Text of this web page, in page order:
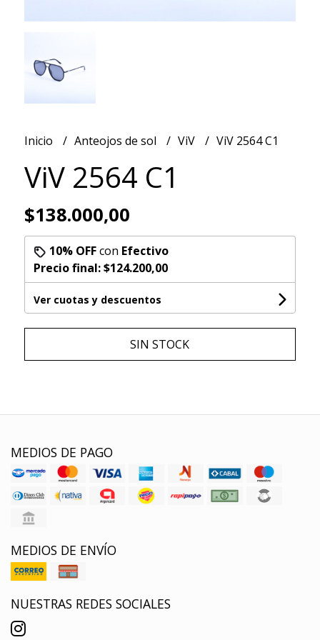
Inicio Anteojos de sol ViV ViV 2564 C1
ViV 2564 C1
$138.000,00
10% OFFcon Efectivo
Precio final:$124.200,00
Ver cuotas y descuentos
SIN STOCK
MEDIOS DE PAGO
MEDIOS DE ENVÍO
NUESTRAS REDES SOCIALES